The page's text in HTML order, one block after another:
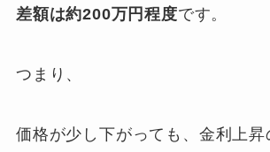
差額は約200万円程度です。
つまり、
価格が少し下がっても、金利上